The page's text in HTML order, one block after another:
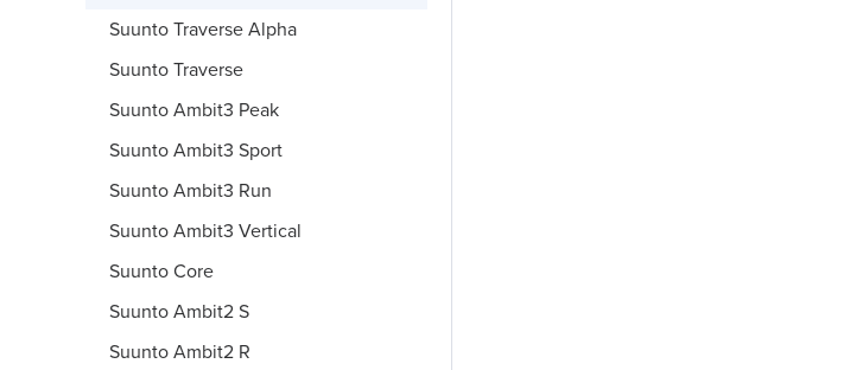
Suunto Traverse Alpha
Suunto Traverse
Suunto Ambit3 Peak
Suunto Ambit3 Sport
Suunto Ambit3 Run
Suunto Ambit3 Vertical
Suunto Core
Suunto Ambit2 S
Suunto Ambit2 R